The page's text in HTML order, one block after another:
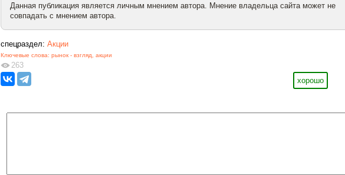
Данная публикация является личным мнением автора. Мнение владельца сайта может не
совпадать с мнением автора.
спецраздел: Акции
Ключевые слова: рынок - взгляд акции
263
хорошо